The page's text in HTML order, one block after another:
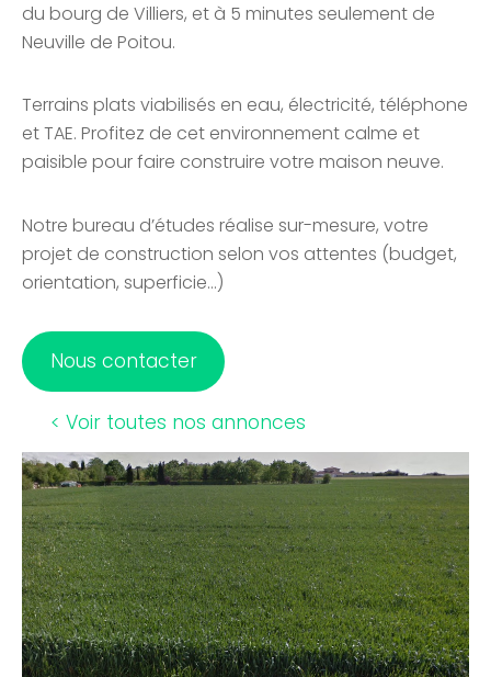
du bourg de Villiers, et à 5 minutes seulement de
Neuville de Poitou.
Terrains plats viabilisés en eau, électricité, téléphone
et TAE. Profitez de cet environnement calme et
paisible pour faire construire votre maison neuve.
Notre bureau d’études réalise sur-mesure, votre
projet de construction selon vos attentes (budget,
orientation, superficie…)
Nous contacter
< Voir toutes nos annonces